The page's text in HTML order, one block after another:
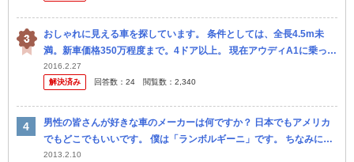
おしゃれに見える車を探しています。 条件としては、全長4.5m未
満。新車価格350万程度まで。4ドア以上。 現在アウディA1に乗って
いて、他のメーカーに乗りたいためアウディ以外。 現在の 候...
2016.2.27
解決済み
回答数： 24 閲覧数： 2,340
男性の皆さんが好きな車のメーカーは何ですか？ 日本でもアメリカ
でもどこでもいいです。 僕は「ランボルギーニ」です。 ちなみに僕
は車の外見だけで判断しているので悪しからずｗ
2013.2.10